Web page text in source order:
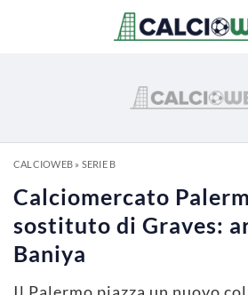
CALCIOWEB» SERIE B
Calciomercato
sostituto di Graves:
Baniya